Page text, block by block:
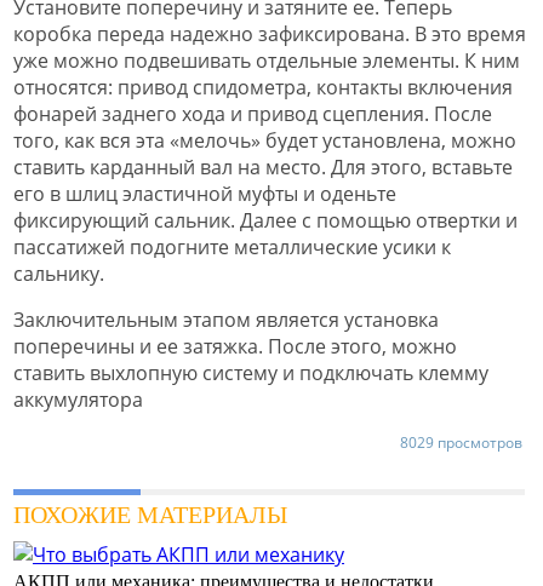
Установите поперечину и затяните ее. Теперь
коробка переда надежно зафиксирована. В это время
уже можно подвешивать отдельные элементы. К ним
относятся: привод спидометра, контакты включения
фонарей заднего хода и привод сцепления. После
того, как вся эта «мелочь» будет установлена, можно
ставить карданный вал на место. Для этого, вставьте
его в шлиц эластичной муфты и оденьте
фиксирующий сальник. Далее с помощью отвертки и
пассатижей подогните металлические усики к
сальнику.
Заключительным этапом является установка
поперечины и ее затяжка. После этого, можно
ставить выхлопную систему и подключать клемму
аккумулятора
8029 просмотров
ПОХОЖИЕ МАТЕРИАЛЫ
АКПП или механика: преимущества и недостатки